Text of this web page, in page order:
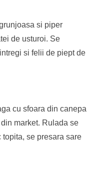
si piper
de usturoi. Se
si felii de piept de
cu sfoara din canepa
market. Rulada se
topita, se presara sare